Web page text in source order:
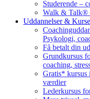
Studerende –
Walk & Talk®
Uddannelser &
Psykologi,
Få betalt din
Grundkursus
coaching,
Gratis* kursus
værdier
Lederkursus